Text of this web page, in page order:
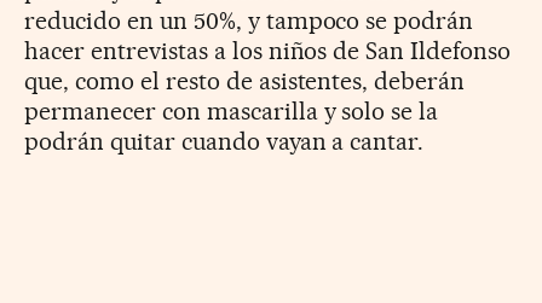
reducido en un 50%, y tampoco se podrán
hacer entrevistas a los niños de San Ildefonso
que, como el resto de asistentes, deberán
permanecer con mascarilla y solo se la
podrán quitar cuando vayan a cantar.